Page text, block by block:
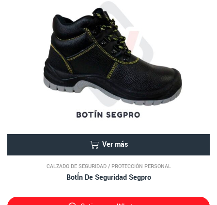
Ver más
CALZADO DE SEGURIDAD/ PROTECCIÓN PERSONAL
BotÍn De Seguridad Segpro